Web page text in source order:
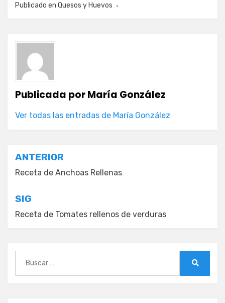
Publicado en Quesos y Huevos
Publicada porMaría González
Ver todas las entradas de María González
Navegación
de
entradas
ANTERIOR
Receta de Anchoas Rellenas
SIG
Receta de Tomates rellenos de verduras